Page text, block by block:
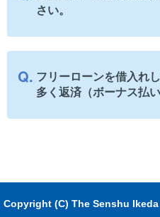
さい。
フリーローンを借入れ
多く返済（ボーナス払
Copyright (C) The Senshu